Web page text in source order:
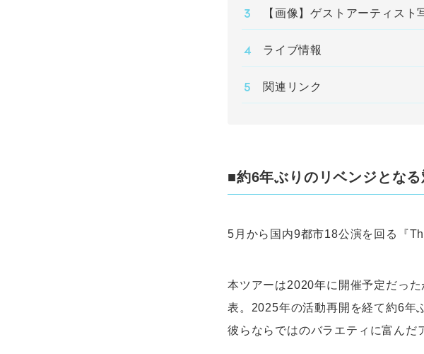
【画像】ゲストアーティスト
ライブ情報
関連リンク
■約6年ぶりのリベンジとな
5月から国内9都市18公演を回る『
本ツアーは2020年に開催予定だっ
表。2025年の活動再開を経て約6年
彼らならではのバラエティに富んだ